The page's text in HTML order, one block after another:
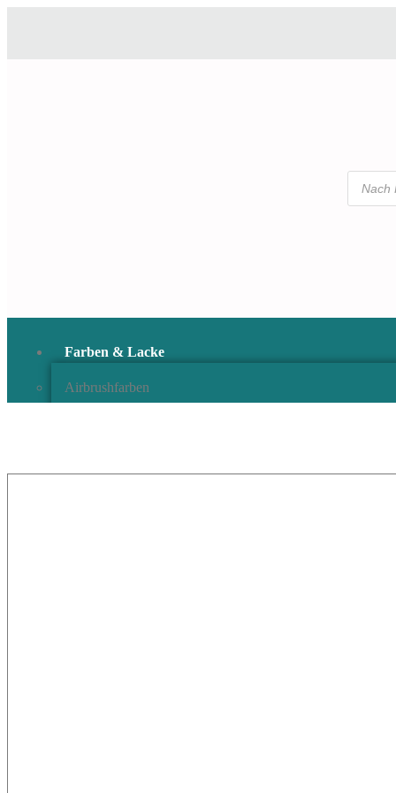
Farben & Lacke
Airbrushfarben
Farbzusätze & Verdünner